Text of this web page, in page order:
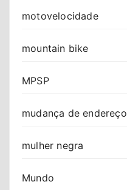
motovelocidade
mountain bike
MPSP
mudança de endereço
mulher negra
Mundo